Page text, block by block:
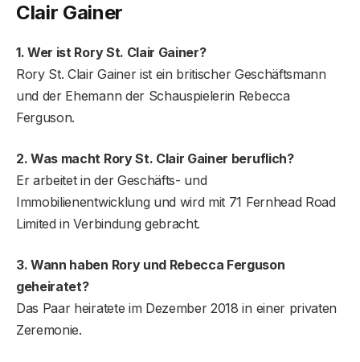
Clair Gainer
1. Wer ist Rory St. Clair Gainer?
Rory St. Clair Gainer ist ein britischer Geschäftsmann
und der Ehemann der Schauspielerin Rebecca
Ferguson.
2. Was macht Rory St. Clair Gainer beruflich?
Er arbeitet in der Geschäfts- und
Immobilienentwicklung und wird mit 71 Fernhead Road
Limited in Verbindung gebracht.
3. Wann haben Rory und Rebecca Ferguson
geheiratet?
Das Paar heiratete im Dezember 2018 in einer privaten
Zeremonie.